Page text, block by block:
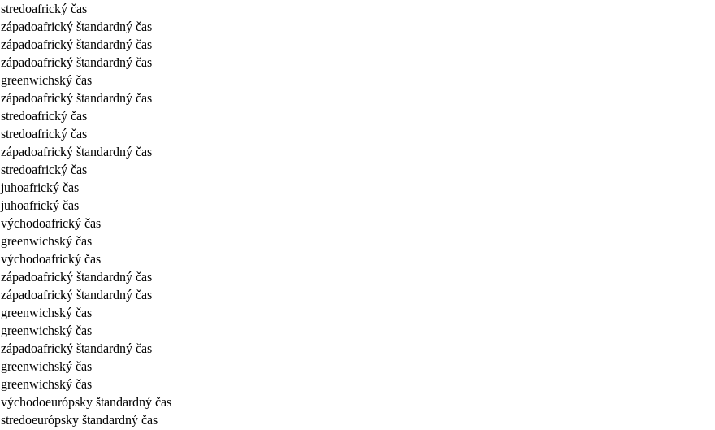
stredoafrický čas
západoafrický štandardný čas
západoafrický štandardný čas
západoafrický štandardný čas
greenwichský čas
západoafrický štandardný čas
stredoafrický čas
stredoafrický čas
západoafrický štandardný čas
stredoafrický čas
juhoafrický čas
juhoafrický čas
východoafrický čas
greenwichský čas
východoafrický čas
západoafrický štandardný čas
západoafrický štandardný čas
greenwichský čas
greenwichský čas
západoafrický štandardný čas
greenwichský čas
greenwichský čas
východoeurópsky štandardný čas
stredoeurópsky štandardný čas